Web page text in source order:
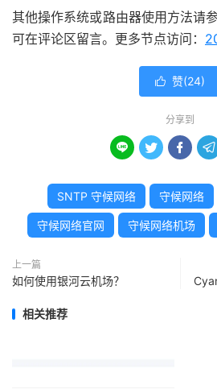
其他操作系统或路由器使用方法请
可在评论区留言。更多节点访问：
 赞(24)
分享到
   
SNTP 守候网络 守候网络
守候网络官网 守候网络机场
上一篇
如何使用银河云机场？
相关推荐